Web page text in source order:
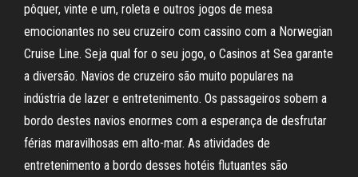
pôquer, vinte e um, roleta e outros jogos de mesa
emocionantes no seu cruzeiro com cassino com a Norwegian
Cruise Line. Seja qual for o seu jogo, o Casinos at Sea garante
a diversão. Navios de cruzeiro são muito populares na
indústria de lazer e entretenimento. Os passageiros sobem a
bordo destes navios enormes com a esperança de desfrutar
férias maravilhosas em alto-mar. As atividades de
entretenimento a bordo desses hotéis flutuantes são